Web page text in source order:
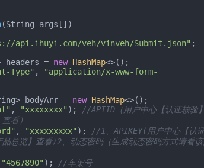
(String args[])
api.ihuyi.com/veh/vinveh/Submit.json" ;
headers =
new HashMap<>();
Type" ,
"application/x-www-form-
bodyArr =
new HashMap<>();
, "xxxxxxxx" );
//APIID（用户中心【认证核验
看）
, "xxxxxxxxx" );
//1、APIKEY(用户中心【认
品总览】查看)2、动态密码（生成动态密码方式请看
"4567890" );
//车架号